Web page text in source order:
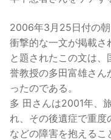
2006年3月25日付の
衝撃的な一文が掲載さ
と題されたこの文は
誉教授の多田富雄さん
ったのである。
多 田さんは2001年、
れ、その後遺症で重
などの障害を抱える